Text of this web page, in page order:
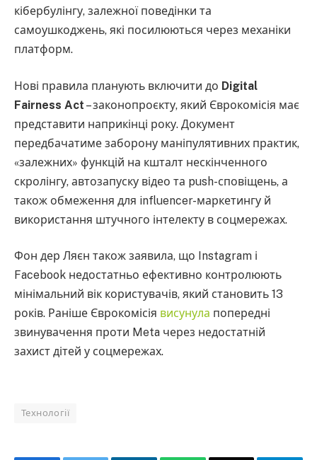
кібербулінгу, залежної поведінки та
самоушкоджень, які посилюються через механіки
платформ.
Нові правила планують включити до Digital
Fairness Act – законопроєкту, який Єврокомісія має
представити наприкінці року. Документ
передбачатиме заборону маніпулятивних практик,
«залежних» функцій на кшталт нескінченного
скролінгу, автозапуску відео та push-сповіщень, а
також обмеження для influencer-маркетингу й
використання штучного інтелекту в соцмережах.
Фон дер Ляєн також заявила, що Instagram і
Facebook недостатньо ефективно контролюють
мінімальний вік користувачів, який становить 13
років. Раніше Єврокомісія висунула попередні
звинувачення проти Meta через недостатній
захист дітей у соцмережах.
Технології